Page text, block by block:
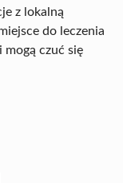
z lokalną
do leczenia
czuć się